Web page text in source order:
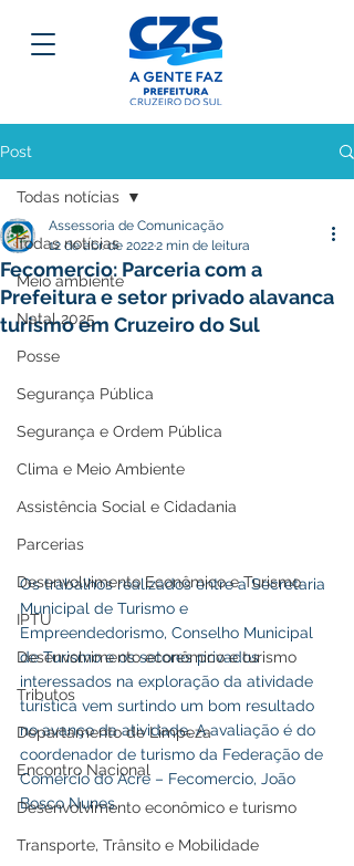
Post
Todas notícias
Meio ambiente
Natal 2025
Posse
Segurança Pública
Segurança e Ordem Pública
Clima e Meio Ambiente
Assistência Social e Cidadania
Parcerias
Desenvolvimento Econômico e Turismo
IPTU
Desenvolvimento econômico e turismo
Tributos
Departamento de Limpeza
Encontro Nacional
Desenvolvimento econômico e turismo
Transporte, Trânsito e Mobilidade
Todas notícias
Fecomercio: Parceria com a
Prefeitura e setor privado alavanca
turismo em Cruzeiro do Sul
Assessoria de Comunicação
12 de abr. de 20222 min de leitura
Os trabalhos realizados entre a Secretaria
Municipal de Turismo e
Empreendedorismo, Conselho Municipal
de Turismo e os setores privados
interessados na exploração da atividade
turística vem surtindo um bom resultado
no avanço da atividade. A avaliação é do
coordenador de turismo da Federação de
Comércio do Acre – Fecomercio, João
Bosco Nunes.